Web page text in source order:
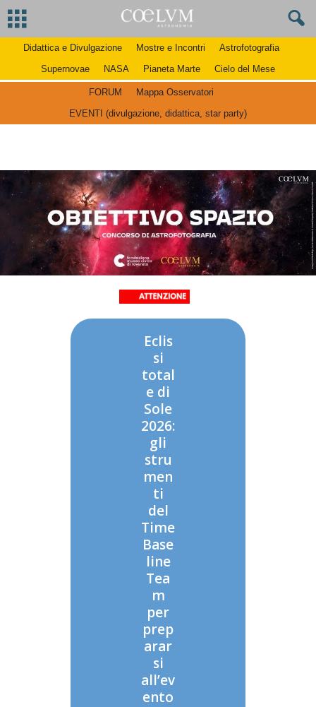
Didattica e Divulgazione Mostre e Incontri
Astrofotografia
Supernovae
NASA Pianeta Marte Cielo del Mese
FORUM
Mappa Osservatori
EVENTI (divulgazione, didattica, star party)
Eclis
si
total
e di
Sole
2026:
gli
stru
men
ti
del
Time
Base
line
Tea
m
per
prep
arar
si
all’ev
ento